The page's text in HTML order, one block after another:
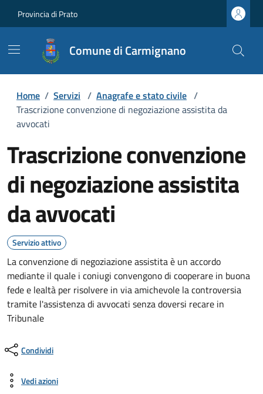
Provincia di Prato
Comune di Carmignano
Home / Servizi / Anagrafe e stato civile /
Trascrizione convenzione di negoziazione assistita da
avvocati
Trascrizione convenzione
di negoziazione assistita
da avvocati
Servizio attivo
La convenzione di negoziazione assistita è un accordo
mediante il quale i coniugi convengono di cooperare in buona
fede e lealtà per risolvere in via amichevole la controversia
tramite l'assistenza di avvocati senza doversi recare in
Tribunale
Condividi
Vedi azioni